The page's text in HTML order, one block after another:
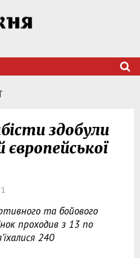
здобули
та бойового
проходив з 13 по
240